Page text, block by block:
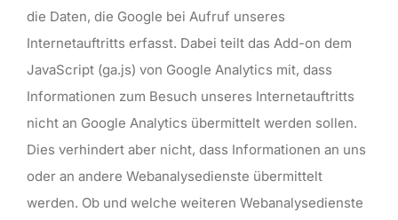
die Daten, die Google bei Aufruf unseres
Internetauftritts erfasst. Dabei teilt das Add-on dem
JavaScript (ga.js) von Google Analytics mit, dass
Informationen zum Besuch unseres Internetauftritts
nicht an Google Analytics übermittelt werden sollen.
Dies verhindert aber nicht, dass Informationen an uns
oder an andere Webanalysedienste übermittelt
werden. Ob und welche weiteren Webanalysedienste